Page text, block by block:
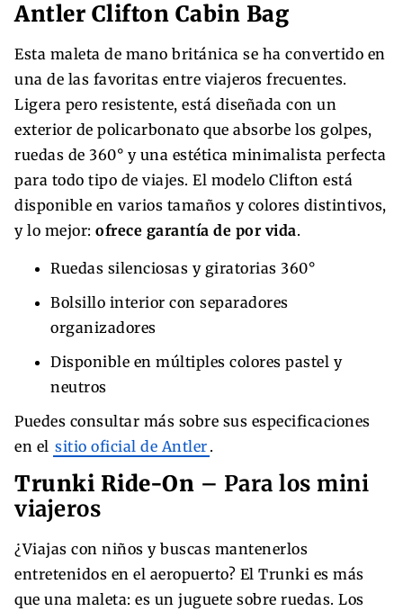
Antler Clifton Cabin Bag
Esta maleta de mano británica se ha convertido en
una de las favoritas entre viajeros frecuentes.
Ligera pero resistente, está diseñada con un
exterior de policarbonato que absorbe los golpes,
ruedas de 360° y una estética minimalista perfecta
para todo tipo de viajes. El modelo Clifton está
disponible en varios tamaños y colores distintivos,
y lo mejor: ofrece garantía de por vida.
Ruedas silenciosas y giratorias 360°
Bolsillo interior con separadores
organizadores
Disponible en múltiples colores pastel y
neutros
Puedes consultar más sobre sus especificaciones
en el sitio oficial de Antler .
Trunki Ride-On – Para los mini
viajeros
¿Viajas con niños y buscas mantenerlos
entretenidos en el aeropuerto? El Trunki es más
que una maleta: es un juguete sobre ruedas. Los